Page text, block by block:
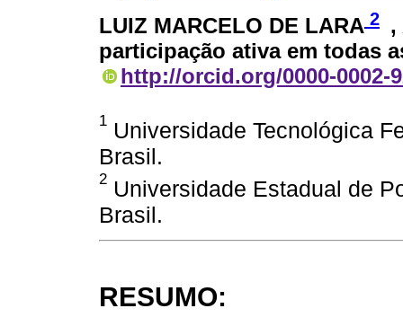
LUIZ MARCELO DE LARA 2 ,
participação ativa em todas
http://orcid.org/0000-0002-
1 Universidade Tecnológica
Brasil.
2 Universidade Estadual de
Brasil.
RESUMO: